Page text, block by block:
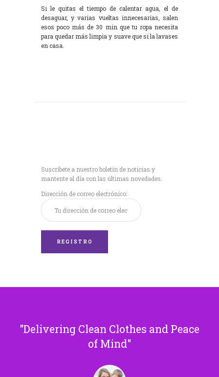
Si le quitas el tiempo de calentar agua, el de
desaguar, y varias vueltas innecesarias, salen
esos poco más de 30 min que tu ropa necesita
para quedar más limpia y suave que si la lavases
en casa.
Suscríbete a nuestro boletín de noticias y
mantente al día con las últimas novedades.
Dirección de correo electrónico:
Delivering Clean Clothes and Peace
of Mind